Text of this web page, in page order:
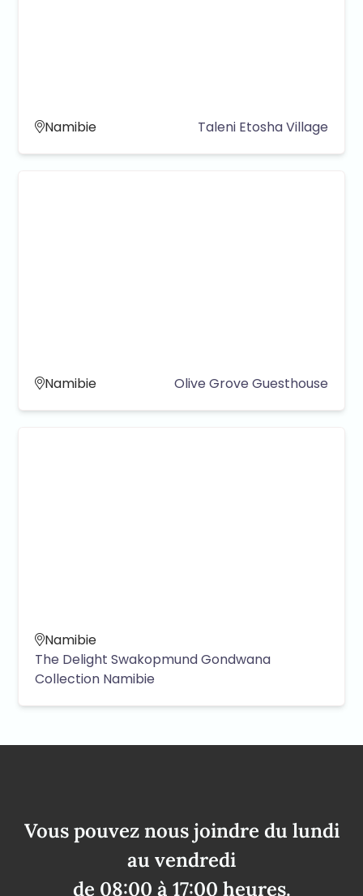
Namibie Taleni Etosha Village
Namibie Olive Grove Guesthouse
Namibie
The Delight Swakopmund Gondwana
Collection Namibie
Vous pouvez nous joindre du lundi
au vendredi
de 08:00 à 17:00 heures.